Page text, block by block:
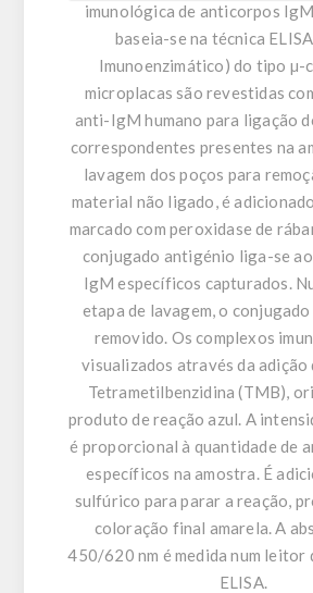
imunológica de anticorpos
baseia-se na técnica
Imunoenzimático) do tipo µ-
microplacas são revestidas
anti-IgM humano para ligação
correspondentes presentes na
lavagem dos poços para
material não ligado, é
marcado com peroxidase de
conjugado antigénio liga-se
IgM específicos capturados.
etapa de lavagem, o
removido. Os complexos
visualizados através da
Tetrametilbenzidina (TMB),
produto de reação azul. A
é proporcional à quantidade de
específicos na amostra. É
sulfúrico para parar a reação,
coloração final amarela. A
450/620 nm é medida num leitor
ELISA.